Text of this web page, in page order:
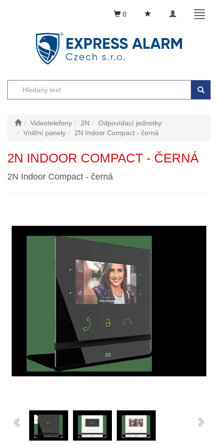
Toggle
0
Videotelefony 2N
Odpovídací jednotky
Vnitřní panely
2N Indoor Compact - černá
2N INDOOR COMPACT - ČERNÁ
2N Indoor Compact - černá